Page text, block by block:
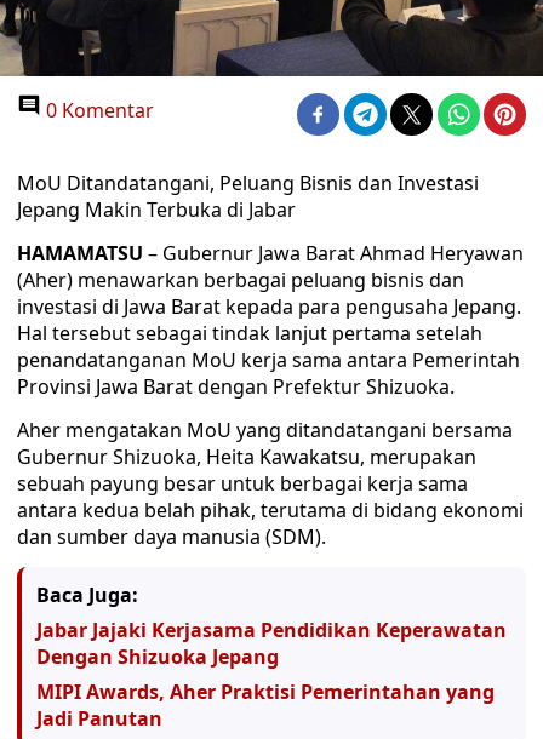
0 Komentar
MoU Ditandatangani, Peluang Bisnis dan Investasi
Jepang Makin Terbuka di Jabar
HAMAMATSU – Gubernur Jawa Barat Ahmad Heryawan
(Aher) menawarkan berbagai peluang bisnis dan
investasi di Jawa Barat kepada para pengusaha Jepang.
Hal tersebut sebagai tindak lanjut pertama setelah
penandatanganan MoU kerja sama antara Pemerintah
Provinsi Jawa Barat dengan Prefektur Shizuoka.
Aher mengatakan MoU yang ditandatangani bersama
Gubernur Shizuoka, Heita Kawakatsu, merupakan
sebuah payung besar untuk berbagai kerja sama
antara kedua belah pihak, terutama di bidang ekonomi
dan sumber daya manusia (SDM).
Baca Juga:
Jabar Jajaki Kerjasama Pendidikan Keperawatan
Dengan Shizuoka Jepang
MIPI Awards, Aher Praktisi Pemerintahan yang
Jadi Panutan